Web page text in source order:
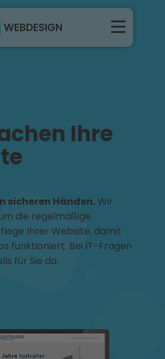
Ihre
sicheren Händen.Wir
die regelmäßige
Ihrer Website, damit
funktioniert. Bei IT-Fragen
für Sie da.